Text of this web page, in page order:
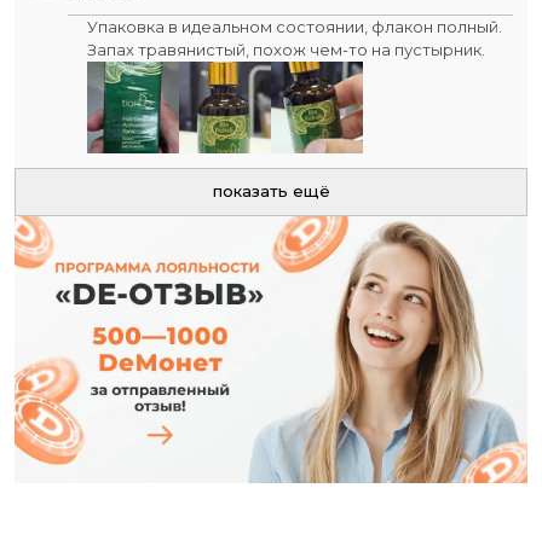
Упаковка в идеальном состоянии, флакон полный.
Запах травянистый, похож чем-то на пустырник.
показать ещё